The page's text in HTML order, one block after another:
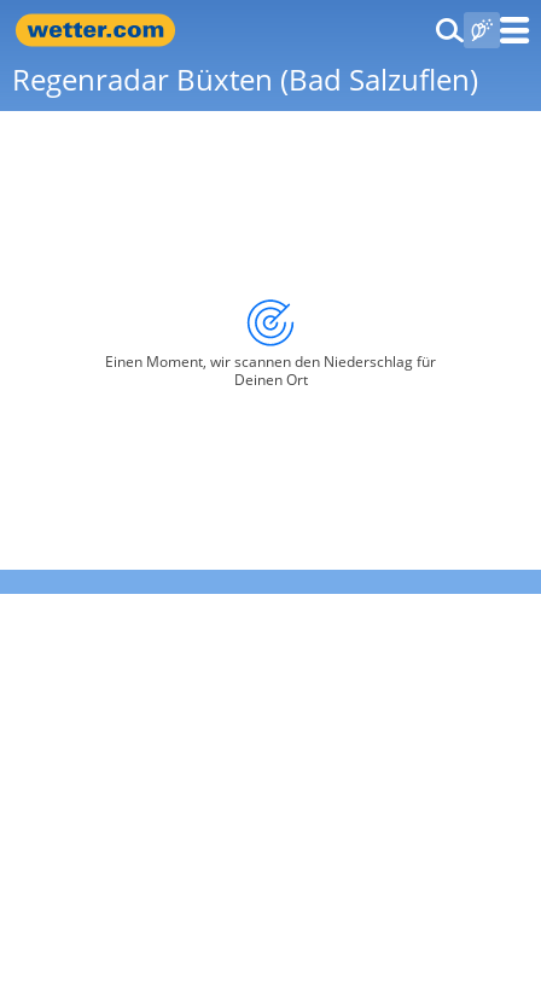
Regenradar Büxten (Bad Salzuflen)
Einen Moment, wir scannen den Niederschlag für
Deinen Ort